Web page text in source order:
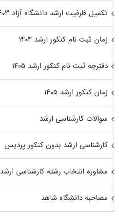
تکمیل ظرفیت ارشد دانشگاه آزاد ۱۴۰۳
زمان ثبت نام کنکور ارشد ۱۴۰۴
دفترچه ثبت نام کنکور ارشد ۱۴۰۵
زمان کنکور ارشد ۱۴۰۵
سوالات کارشناسی ارشد
کارشناسی ارشد بدون کنکور پردیس
مشاوره انتخاب رشته کارشناسی ارشد
مصاحبه دانشگاه شاهد